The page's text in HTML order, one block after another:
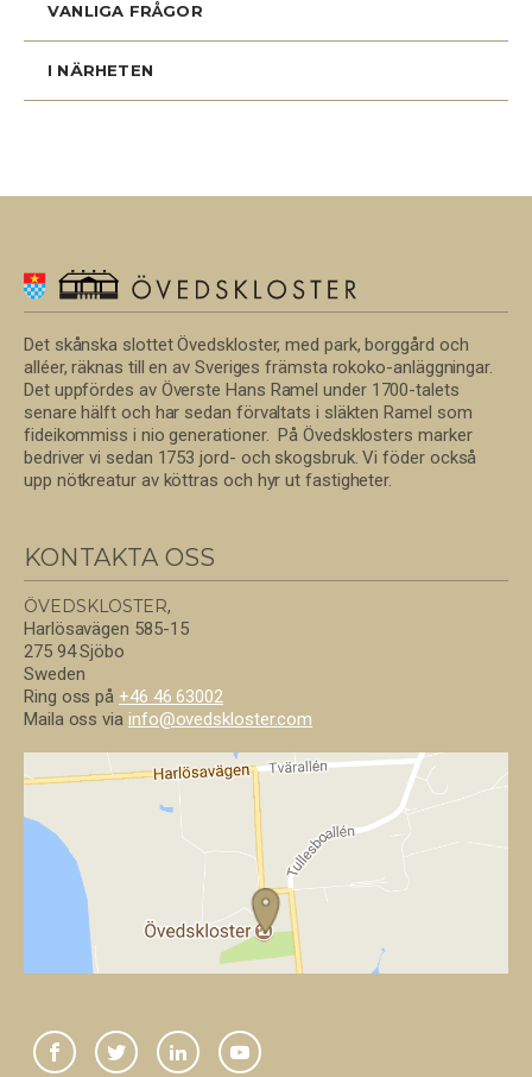
VANLIGA FRÅGOR
I NÄRHETEN
Det skånska slottet Övedskloster, med park, borggård och
alléer, räknas till en av Sveriges främsta rokoko-anläggningar.
Det uppfördes av Överste Hans Ramel under 1700-talets
senare hälft och har sedan förvaltats i släkten Ramel som
fideikommiss i nio generationer. På Övedsklosters marker
bedriver vi sedan 1753 jord- och skogsbruk. Vi föder också
upp nötkreatur av köttras och hyr ut fastigheter.
KONTAKTA OSS
ÖVEDSKLOSTER,
Harlösavägen 585-15
275 94 Sjöbo
Sweden
Ring oss på +46 46 63002
Maila oss via info@ovedskloster.com